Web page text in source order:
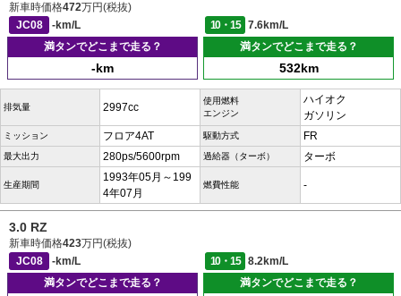
新車時価格472万円(税抜)
JC08
-km/L 10・15
7.6km/L
満タンでどこまで走る？
-km
満タンでどこまで走る？
532km
排気量 2997cc
使用燃料
エンジン
ハイオク
ガソリン
ミッション フロア4AT 駆動方式 FR
最大出力 280ps/5600rpm 過給器（ターボ） ターボ
生産期間
1993年05月～199
4年07月
燃費性能 -
3.0 RZ
新車時価格423万円(税抜)
JC08
-km/L 10・15
8.2km/L
満タンでどこまで走る？
満タンでどこまで走る？